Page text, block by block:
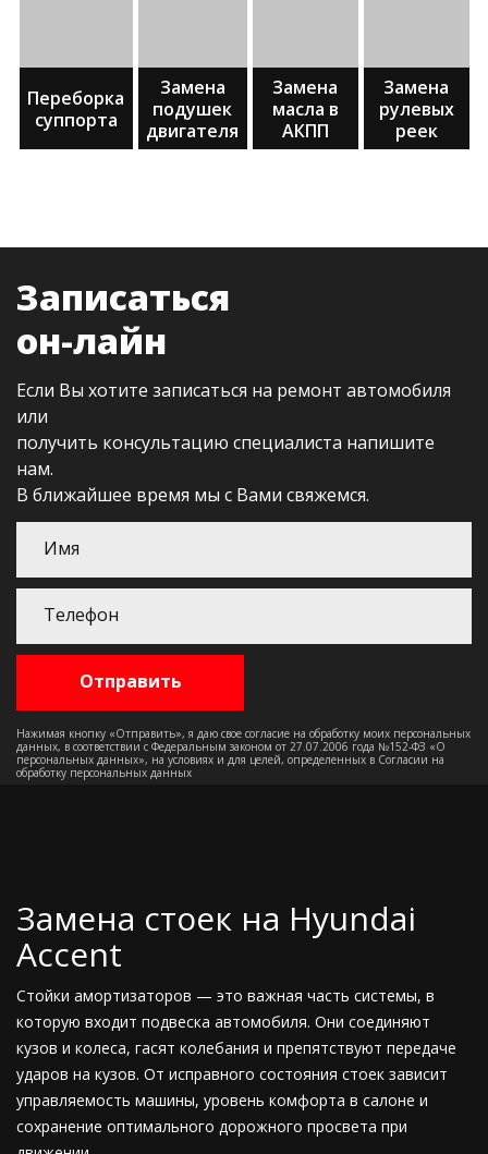
Переборка
суппорта
Замена
подушек
двигателя
Замена
масла в
АКПП
Замена
рулевых
реек
Записаться
он-лайн
Если Вы хотите записаться на ремонт автомобиля
или
получить консультацию специалиста напишите
нам.
В ближайшее время мы с Вами свяжемся.
Нажимая кнопку «Отправить», я даю свое согласие на обработку моих персональных
данных, в соответствии с Федеральным законом от 27.07.2006 года №152-ФЗ «О
персональных данных», на условиях и для целей, определенных в Согласии на
обработку персональных данных
Замена стоек на Hyundai
Accent
Стойки амортизаторов — это важная часть системы, в
которую входит подвеска автомобиля. Они соединяют
кузов и колеса, гасят колебания и препятствуют передаче
ударов на кузов. От исправного состояния стоек зависит
управляемость машины, уровень комфорта в салоне и
сохранение оптимального дорожного просвета при